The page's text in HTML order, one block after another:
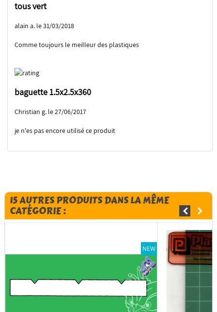
tous vert
alain a. le 31/03/2018
Comme toujours le meilleur des plastiques
baguette 1.5x2.5x360
Christian g. le 27/06/2017
je n'es pas encore utilisé ce produit
15 AUTRES PRODUITS DANS LA MÊME
CATÉGORIE :
NEW